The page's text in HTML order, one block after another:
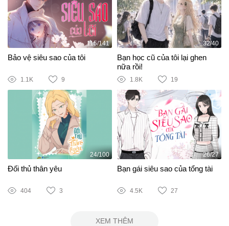
115/141
Bảo vệ siêu sao của tôi
1.1K 9
32/40
Bạn học cũ của tôi lại ghen
nữa rồi!
1.8K 19
24/100
Đối thủ thân yêu
404 3
26/27
Bạn gái siêu sao của tổng tài
4.5K 27
XEM THÊM